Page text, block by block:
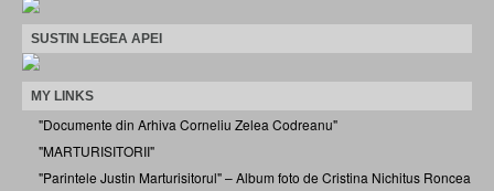
SUSTIN LEGEA APEI
MY LINKS
"Documente din Arhiva Corneliu Zelea Codreanu"
"MARTURISITORII"
"Parintele Justin Marturisitorul" – Album foto de Cristina Nichitus Roncea